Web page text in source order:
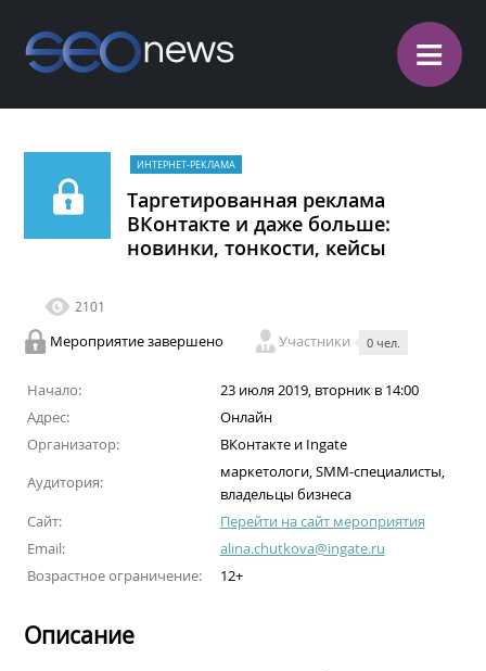
≡
ИНТЕРНЕТ-РЕКЛАМА
Таргетированная реклама
ВКонтакте и даже больше:
новинки, тонкости, кейсы
2101
Мероприятие завершено Участники 0 чел.
Начало:
23 июля 2019, вторник в 14:00
Адрес:
Онлайн
Организатор:
ВКонтакте и Ingate
Аудитория:
маркетологи, SMM-специалисты,
владельцы бизнеса
Сайт:
Перейти на сайт мероприятия
Email:
alina.chutkova@ingate.ru
Возрастное ограничение:
12+
Описание